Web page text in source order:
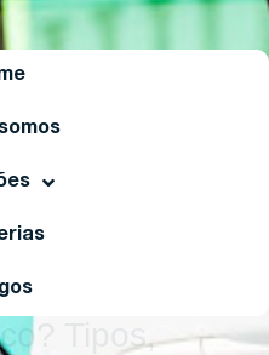
motor de
Tipos,